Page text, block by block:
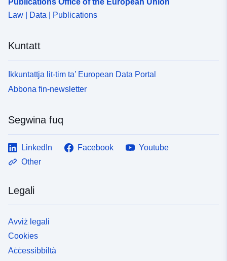
Publications Office of the European Union
Law | Data | Publications
Kuntatt
Ikkuntattja lit-tim ta’ European Data Portal
Abbona fin-newsletter
Segwina fuq
LinkedIn Facebook
Youtube
Other
Legali
Avviż legali
Cookies
Aċċessibbiltà